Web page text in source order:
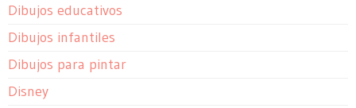
Dibujos educativos
Dibujos infantiles
Dibujos para pintar
Disney